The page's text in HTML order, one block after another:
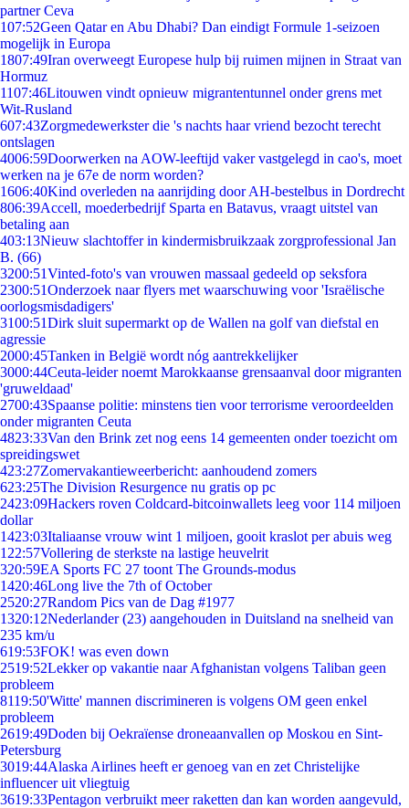
partner Ceva
107:52Geen Qatar en Abu Dhabi? Dan eindigt Formule 1-seizoen
mogelijk in Europa
1807:49Iran overweegt Europese hulp bij ruimen mijnen in Straat van
Hormuz
1107:46Litouwen vindt opnieuw migrantentunnel onder grens met
Wit-Rusland
607:43Zorgmedewerkster die 's nachts haar vriend bezocht terecht
ontslagen
4006:59Doorwerken na AOW-leeftijd vaker vastgelegd in cao's, moet
werken na je 67e de norm worden?
1606:40Kind overleden na aanrijding door AH-bestelbus in Dordrecht
806:39Accell, moederbedrijf Sparta en Batavus, vraagt uitstel van
betaling aan
403:13Nieuw slachtoffer in kindermisbruikzaak zorgprofessional Jan
B. (66)
3200:51Vinted-foto's van vrouwen massaal gedeeld op seksfora
2300:51Onderzoek naar flyers met waarschuwing voor 'Israëlische
oorlogsmisdadigers'
3100:51Dirk sluit supermarkt op de Wallen na golf van diefstal en
agressie
2000:45Tanken in België wordt nóg aantrekkelijker
3000:44Ceuta-leider noemt Marokkaanse grensaanval door migranten
'gruweldaad'
2700:43Spaanse politie: minstens tien voor terrorisme veroordeelden
onder migranten Ceuta
4823:33Van den Brink zet nog eens 14 gemeenten onder toezicht om
spreidingswet
423:27Zomervakantieweerbericht: aanhoudend zomers
623:25The Division Resurgence nu gratis op pc
2423:09Hackers roven Coldcard-bitcoinwallets leeg voor 114 miljoen
dollar
1423:03Italiaanse vrouw wint 1 miljoen, gooit kraslot per abuis weg
1 22:57Vollering de sterkste na lastige heuvelrit
320:59EA Sports FC 27 toont The Grounds-modus
1420:46Long live the 7th of October
2520:27Random Pics van de Dag #1977
1320:12Nederlander (23) aangehouden in Duitsland na snelheid van
235 km/u
619:53FOK! was even down
2519:52Lekker op vakantie naar Afghanistan volgens Taliban geen
probleem
8119:50'Witte' mannen discrimineren is volgens OM geen enkel
probleem
2619:49Doden bij Oekraïense droneaanvallen op Moskou en Sint-
Petersburg
3019:44Alaska Airlines heeft er genoeg van en zet Christelijke
influencer uit vliegtuig
3619:33Pentagon verbruikt meer raketten dan kan worden aangevuld,